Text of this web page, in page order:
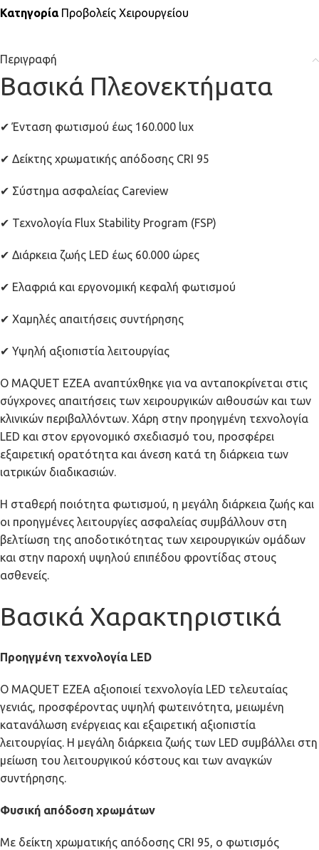
Κατηγορία Προβολείς Χειρουργείου
Περιγραφή
Βασικά Πλεονεκτήματα
✔ Ένταση φωτισμού έως 160.000 lux
✔ Δείκτης χρωματικής απόδοσης CRI 95
✔ Σύστημα ασφαλείας Careview
✔ Τεχνολογία Flux Stability Program (FSP)
✔ Διάρκεια ζωής LED έως 60.000 ώρες
✔ Ελαφριά και εργονομική κεφαλή φωτισμού
✔ Χαμηλές απαιτήσεις συντήρησης
✔ Υψηλή αξιοπιστία λειτουργίας
Ο MAQUET EZEA αναπτύχθηκε για να ανταποκρίνεται στις
σύγχρονες απαιτήσεις των χειρουργικών αιθουσών και των
κλινικών περιβαλλόντων. Χάρη στην προηγμένη τεχνολογία
LED και στον εργονομικό σχεδιασμό του, προσφέρει
εξαιρετική ορατότητα και άνεση κατά τη διάρκεια των
ιατρικών διαδικασιών.
Η σταθερή ποιότητα φωτισμού, η μεγάλη διάρκεια ζωής και
οι προηγμένες λειτουργίες ασφαλείας συμβάλλουν στη
βελτίωση της αποδοτικότητας των χειρουργικών ομάδων
και στην παροχή υψηλού επιπέδου φροντίδας στους
ασθενείς.
Βασικά Χαρακτηριστικά
Προηγμένη τεχνολογία LED
Ο MAQUET EZEA αξιοποιεί τεχνολογία LED τελευταίας
γενιάς, προσφέροντας υψηλή φωτεινότητα, μειωμένη
κατανάλωση ενέργειας και εξαιρετική αξιοπιστία
λειτουργίας. Η μεγάλη διάρκεια ζωής των LED συμβάλλει στη
μείωση του λειτουργικού κόστους και των αναγκών
συντήρησης.
Φυσική απόδοση χρωμάτων
Με δείκτη χρωματικής απόδοσης CRI 95, ο φωτισμός